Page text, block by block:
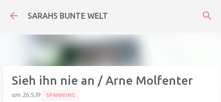
Direkt zum Hauptbereich
SARAHS BUNTE WELT
Sieh ihn nie an / Arne Molfenter
am 26.5.19 SPANNUNG